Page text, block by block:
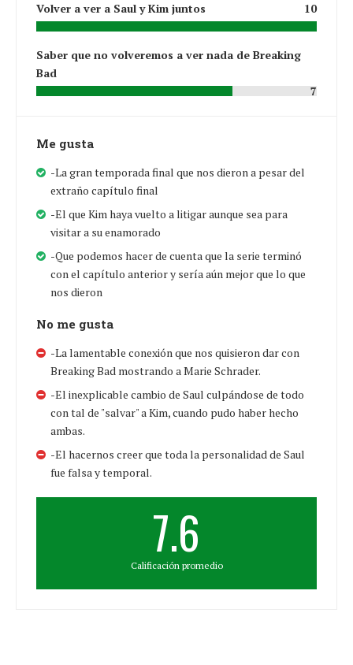
Volver a ver a Saul y Kim juntos 10
Saber que no volveremos a ver nada de Breaking
Bad
7
Me gusta
-La gran temporada final que nos dieron a pesar del
extraño capítulo final
-El que Kim haya vuelto a litigar aunque sea para
visitar a su enamorado
-Que podemos hacer de cuenta que la serie terminó
con el capítulo anterior y sería aún mejor que lo que
nos dieron
No me gusta
-La lamentable conexión que nos quisieron dar con
Breaking Bad mostrando a Marie Schrader.
-El inexplicable cambio de Saul culpándose de todo
con tal de "salvar" a Kim, cuando pudo haber hecho
ambas.
-El hacernos creer que toda la personalidad de Saul
fue falsa y temporal.
7.6
Calificación promedio